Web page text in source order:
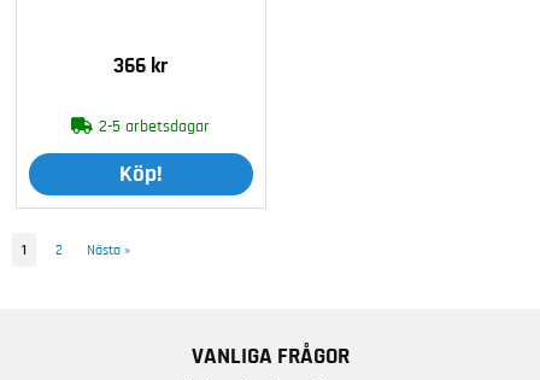
366 kr
2-5 arbetsdagar
Köp!
1 2 Nästa »
VANLIGA FRÅGOR